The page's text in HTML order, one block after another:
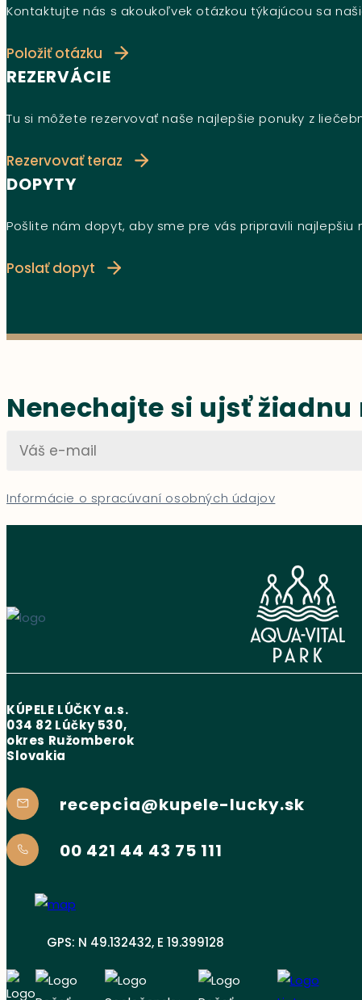
Kontaktujte nás s akoukoľvek otázkou týkajúcou sa
Položiť otázku
REZERVÁCIE
Tu si môžete rezervovať naše najlepšie ponuky z
Rezervovať teraz
DOPYTY
Pošlite nám dopyt, aby sme pre vás pripravili najlepšiu
Poslať dopyt
Nenechajte si ujsť
Informácie o spracúvaní osobných údajov
KÚPELE LÚČKY a.s.
034 82 Lúčky 530,
okres Ružomberok
Slovakia
recepcia@kupele-lucky.sk
00 421 44 43 75 111
GPS: N 49.132432, E 19.399128